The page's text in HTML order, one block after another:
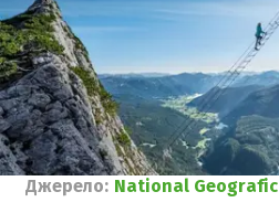
Джерело: National Geografic